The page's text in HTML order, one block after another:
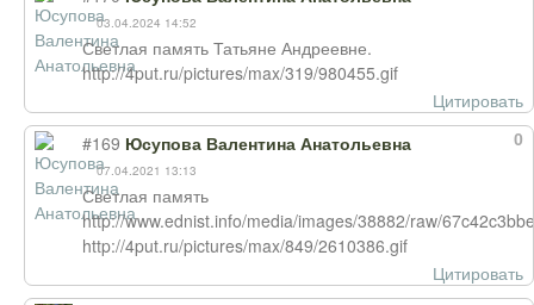
03.04.2024 14:52
Светлая память Татьяне Андреевне.
http://4put.ru/pictures/max/319/980455.gif
Цитировать
0
#169 Юсупова Валентина Анатольевна
07.04.2021 13:13
Светлая память
http://www.ednist.info/media/images/38882/raw/
http://4put.ru/pictures/max/849/2610386.gif
Цитировать